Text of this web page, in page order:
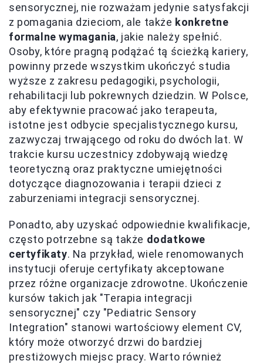
sensorycznej, nie rozważam jedynie satysfakcji
z pomagania dzieciom, ale także konkretne
formalne wymagania, jakie należy spełnić.
Osoby, które pragną podążać tą ścieżką kariery,
powinny przede wszystkim ukończyć studia
wyższe z zakresu pedagogiki, psychologii,
rehabilitacji lub pokrewnych dziedzin. W Polsce,
aby efektywnie pracować jako terapeuta,
istotne jest odbycie specjalistycznego kursu,
zazwyczaj trwającego od roku do dwóch lat. W
trakcie kursu uczestnicy zdobywają wiedzę
teoretyczną oraz praktyczne umiejętności
dotyczące diagnozowania i terapii dzieci z
zaburzeniami integracji sensorycznej.
Ponadto, aby uzyskać odpowiednie kwalifikacje,
często potrzebne są także dodatkowe
certyfikaty. Na przykład, wiele renomowanych
instytucji oferuje certyfikaty akceptowane
przez różne organizacje zdrowotne. Ukończenie
kursów takich jak "Terapia integracji
sensorycznej" czy "Pediatric Sensory
Integration" stanowi wartościowy element CV,
który może otworzyć drzwi do bardziej
prestiżowych miejsc pracy. Warto również